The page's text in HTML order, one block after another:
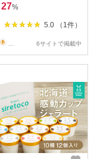
27%
5.0 （1件）
6サイトで掲載中